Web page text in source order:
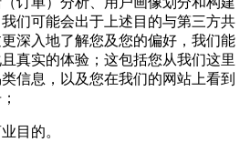
们可能会出于上述目的与第三方共
深入地了解您及您的偏好，我们能
真实的体验；这包括您从我们这里
信息，以及您在我们的网站上看到
目的。